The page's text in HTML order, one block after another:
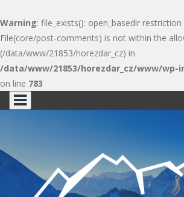
Warning: file_exists(): open_basedir
File(core/post-comments) is not within the
(/data/www/21853/horezdar_cz) in
/data/www/21853/horezdar_cz/www/wp-
on line 783
Skip
to